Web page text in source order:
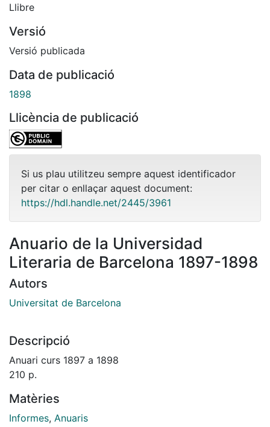
Llibre
Versió
Versió publicada
Data de publicació
1898
Llicència de publicació
Si us plau utilitzeu sempre aquest identificador
per citar o enllaçar aquest document:
https://hdl.handle.net/2445/3961
Anuario de la Universidad
Literaria de Barcelona 1897-1898
Autors
Universitat de Barcelona
Descripció
Anuari curs 1897 a 1898
210 p.
Matèries
Informes, Anuaris